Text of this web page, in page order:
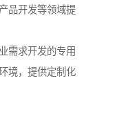
品开发等领域提
需求开发的专用
境，提供定制化